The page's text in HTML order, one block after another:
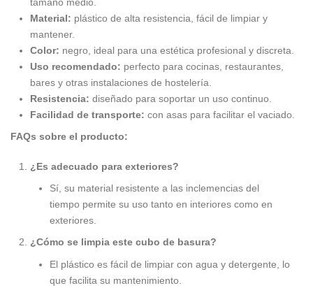
Material: plástico de alta resistencia, fácil de limpiar y
mantener.
Color: negro, ideal para una estética profesional y discreta.
Uso recomendado: perfecto para cocinas, restaurantes,
bares y otras instalaciones de hostelería.
Resistencia: diseñado para soportar un uso continuo.
Facilidad de transporte: con asas para facilitar el vaciado.
FAQs sobre el producto:
¿Es adecuado para exteriores?
Sí, su material resistente a las inclemencias del
tiempo permite su uso tanto en interiores como en
exteriores.
¿Cómo se limpia este cubo de basura?
El plástico es fácil de limpiar con agua y detergente, lo
que facilita su mantenimiento.